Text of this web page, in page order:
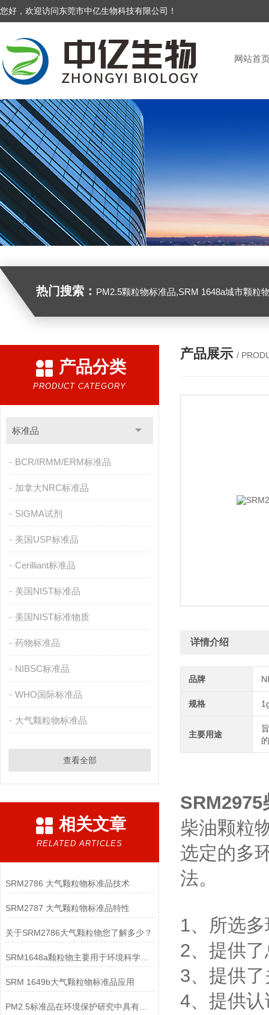
您好，欢迎访问东莞市中亿生物科技有限公司！
网站首
热门搜索： PM2.5颗粒物标准品,SRM 1648a城市颗粒物,SRM 1649B
产品分类
PRODUCT CATEGORY
标准品
BCR/IRMM/ERM标准品
加拿大NRC标准品
SIGMA试剂
美国USP标准品
Cerilliant标准品
美国NIST标准品
美国NIST标准物质
药物标准品
NIBSC标准品
WHO国际标准品
大气颗粒物标准品
查看全部
相关文章
RELATED ARTICLES
SRM2786 大气颗粒物标准品技术
SRM2787 大气颗粒物标准品特性
关于SRM2786大气颗粒物您了解多少？
SRM1648a颗粒物主要用于环境科学研究和质量控制
SRM 1649b大气颗粒物标准品应用
PM2.5标准品在环境保护研究中具有重要作用
产品展示 /
详情介绍
品牌
规格
主要用途
SRM2975
柴油颗粒
选定的多
法。
1、所选
2、提供
3、提供
4、提供